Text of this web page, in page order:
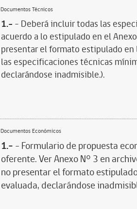
Documentos Técnicos
1.- - Deberá incluir todas las
acuerdo a lo estipulado en el
presentar el formato estipulado
las especificaciones técnicas
declarándose inadmisible.).
Documentos Económicos
1.- - Formulario de propuesta
oferente. Ver Anexo N° 3 en
no presentar el formato
evaluada, declarándose